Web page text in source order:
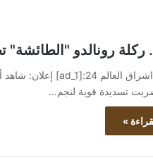
ركلة رونالدو
تسديدة قوية لنجم…
»